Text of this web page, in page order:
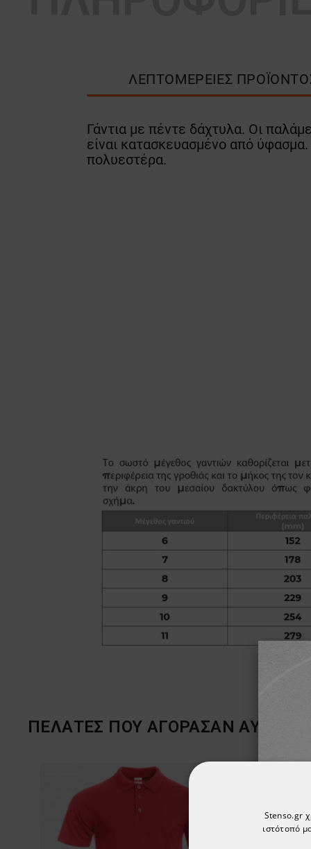
ΛΕΠΤΟΜΈΡΕΙΕΣ
Γάντια με πέντε δάχτυλα. Οι
είναι κατασκευασμένο από
πολυεστέρα.
ΠΕΛΆΤΕΣ ΠΟΥ ΑΓΌΡΑΣΑΝ ΑΥΤΌ ΤΟ
Stenso.gr
ιστότοπό